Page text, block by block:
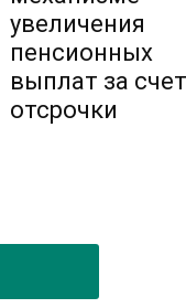
увеличения
пенсионных
выплат за счет
отсрочки